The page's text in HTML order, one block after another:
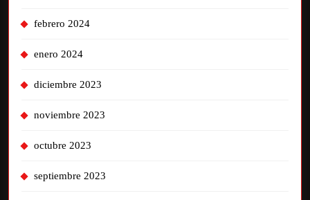
febrero 2024
enero 2024
diciembre 2023
noviembre 2023
octubre 2023
septiembre 2023